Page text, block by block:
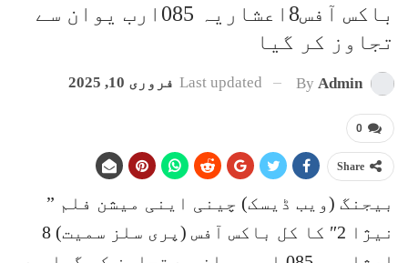
باکس آفس8اعشاریہ 085ارب یوان سے
تجاوز کر گیا
By Admin
Last updated فروری 10, 2025
0
Share
بیجنگ (ویب ڈیسک) چینی اینی میشن فلم ”
نیژا 2″ کا کل باکس آفس (پری سلز سمیت) 8